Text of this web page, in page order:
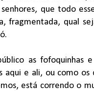
que todo
fragmentada, qual
as fofoquinhas
aqui e ali, ou como os
está correndo o